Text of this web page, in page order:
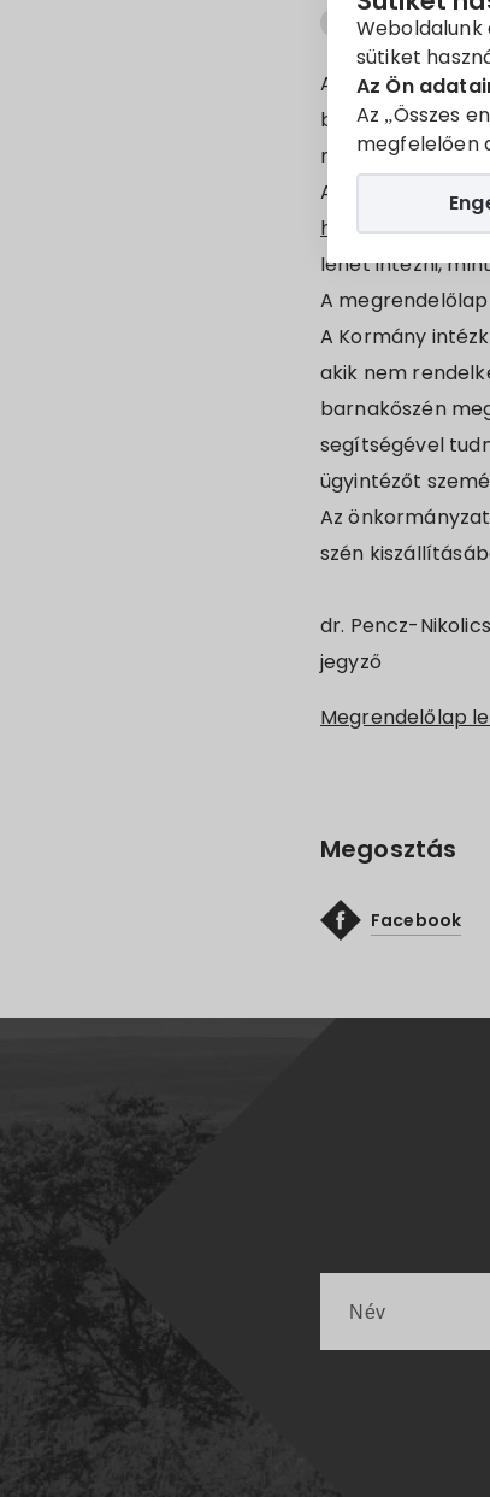
Weboldalunk
sütiket
Az Ön
Az „Összes
megfelelően
barnakőszén-
Az energiakrízis
barnakőszén-
A lakosság
https://
lehet intézni,
A
A Kormány
akik nem
barnakőszén
segítségével
ügyintézőt
Az
szén
dr. Pencz-
jegyző
Megrendelőlap
Megosztás
Facebook